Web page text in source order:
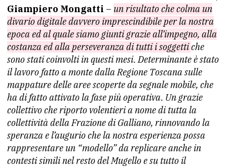
Giampiero Mongatti – un risultato che colma un
divario digitale davvero imprescindibile per la nostra
epoca ed al quale siamo giunti grazie all’impegno, alla
costanza ed alla perseveranza di tutti i soggettiche
sono stati coinvolti in questi mesi. Determinante è stato
il lavoro fatto a monte dalla Regione Toscana sulle
mappature delle aree scoperte da segnale mobile, che
ha di fatto attivato la fase più operativa. Un grazie
collettivo che riporto volentieri a nome di tutta la
collettività della Frazione di Galliano, rinnovando la
speranza e l’augurio che la nostra esperienza possa
rappresentare un “modello” da replicare anche in
contesti simili nel resto del Mugello e su tutto il